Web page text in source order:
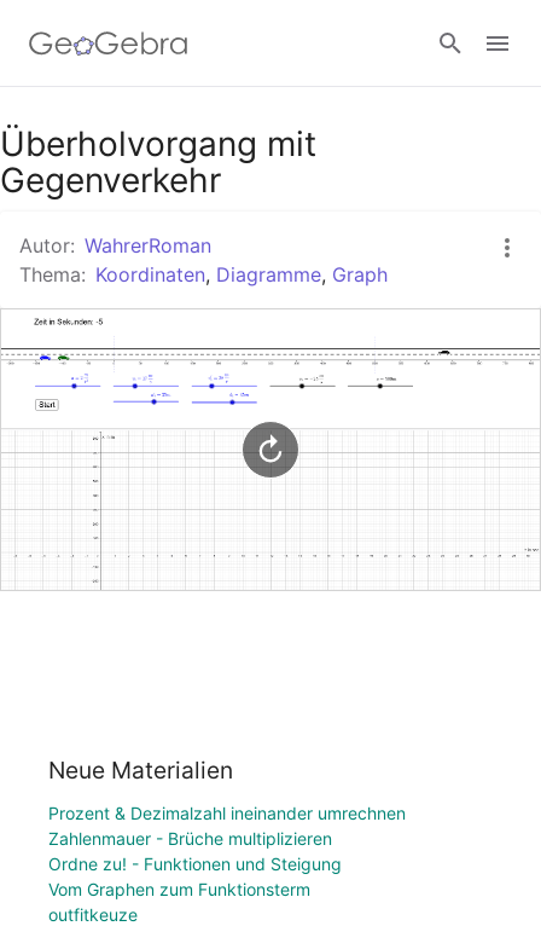
Google Classroom
Anmelden
Überholvorgang mit
Gegenverkehr
Autor: WahrerRoman
Thema: Koordinaten, Diagramme, Graph
Neue Materialien
Prozent & Dezimalzahl ineinander umrechnen
Zahlenmauer - Brüche multiplizieren
Ordne zu! - Funktionen und Steigung
Vom Graphen zum Funktionsterm
outfitkeuze